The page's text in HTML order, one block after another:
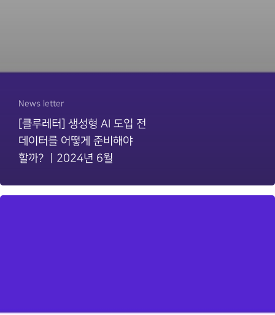
News letter
[클루레터] 생성형 AI 도입 전
데이터를 어떻게 준비해야
할까? ㅣ2024년 6월